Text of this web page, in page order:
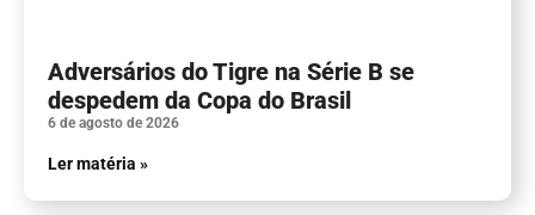
Adversários do Tigre na Série B se
despedem da Copa do Brasil
6 de agosto de 2026
Ler matéria »